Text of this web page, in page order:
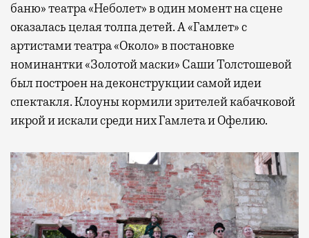
баню» театра «Неболет» в один момент на сцене
оказалась целая толпа детей. А «Гамлет» с
артистами театра «Около» в постановке
номинантки «Золотой маски» Саши Толстошевой
был построен на деконструкции самой идеи
спектакля. Клоуны кормили зрителей кабачковой
икрой и искали среди них Гамлета и Офелию.